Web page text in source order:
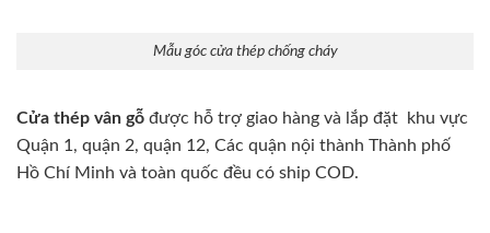
Mẫu góc cửa thép chống cháy
Cửa thép vân gỗ được hỗ trợ giao hàng và lắp đặt khu vực
Quận 1, quận 2, quận 12, Các quận nội thành Thành phố
Hồ Chí Minh và toàn quốc đều có ship COD.